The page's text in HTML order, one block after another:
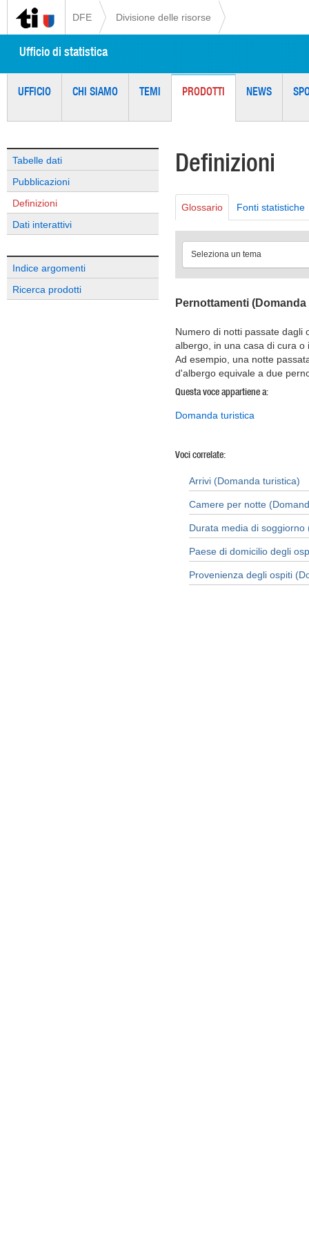
DFE Divisione delle risorse
Ufficio di statistica
UFFICIO CHI SIAMO TEMI PRODOTTI NEWS
Tabelle dati
Pubblicazioni
Definizioni
Dati interattivi
Indice argomenti
Ricerca prodotti
Definizioni
Glossario Fonti statistiche
Seleziona un tema
Pernottamenti
Numero di notti passate dagli
albergo, in una casa di cura
Ad esempio, una notte
d'albergo equivale a due
Questa voce appartiene a:
Domanda turistica
Voci correlate:
Arrivi (Domanda turistica)
Camere per notte
Durata media di
Paese di domicilio degli
Provenienza degli ospiti